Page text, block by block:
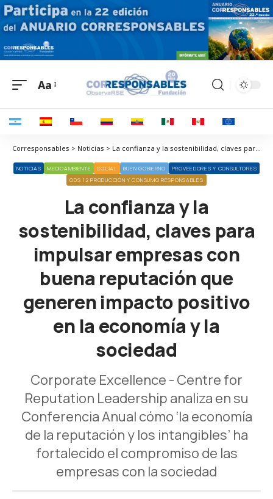
Aa
Corresponsables > Noticias > La confianza y la sostenibilidad, claves para impulsar empresas con buena reputación que generen impacto positivo en la economía y la sociedad
NOTICIAS MEDIOAMBIENTE SOCIAL BUEN GOBIERNO
PROVEEDORES Y CONSULTORES
ODS 12 PRODUCCIÓN Y CONSUMO RESPONSABLES
La confianza y la
sostenibilidad, claves para
impulsar empresas con
buena reputación que
generen impacto positivo
en la economía y la
sociedad
Corporate Excellence - Centre for
Reputation Leadership analiza en su
Conferencia Anual cómo ‘la economía
de la reputación y los intangibles’ ha
fortalecido el compromiso de las
empresas con la sociedad